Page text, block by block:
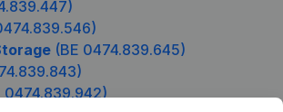
(BE 0474.839.645)
0474.839.942)